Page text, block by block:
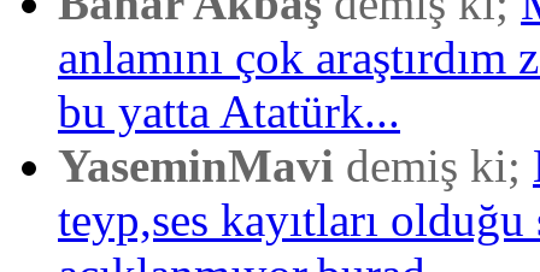
anlamını çok araştırdım
bu yatta Atatürk...
YaseminMavi demiş ki;
teyp,ses kayıtları